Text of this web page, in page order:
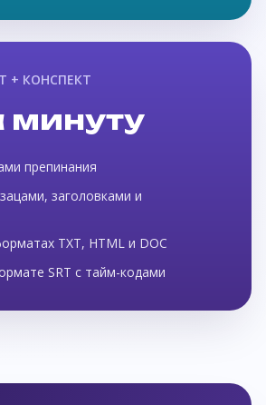
+ КОНСПЕКТ
минуту
препинания
заголовками и
TXT, HTML и DOC
SRT с тайм-кодами